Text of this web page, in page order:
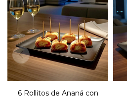
Seis bocaditos agridulces de
ananá envueltos en jamón.
6 Rollitos de Ananá con